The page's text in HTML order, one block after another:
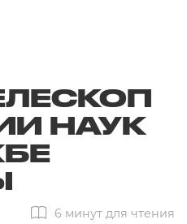
НАУК
6 минут для чтения